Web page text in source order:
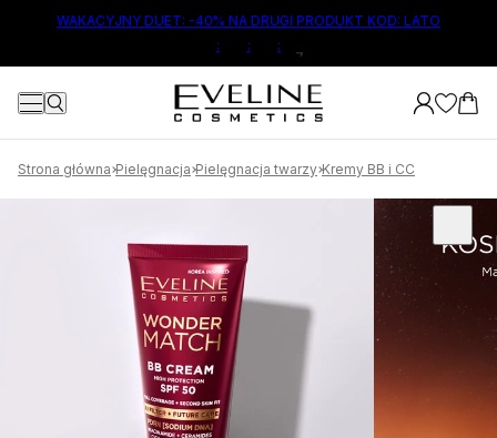
TREŚCI
WAKACYJNY DUET: -40% NA DRUGI PRODUKT KOD: LATO
:
: : 6
Strona główna Pielęgnacja Pielęgnacja twarzy Kremy BB i CC